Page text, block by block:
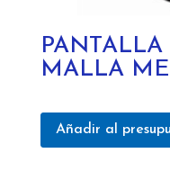
MALLA
Añadir al